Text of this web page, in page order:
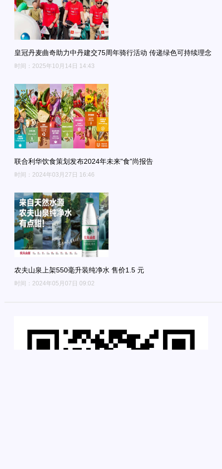
皇冠丹麦曲奇助力中丹建交75周年骑行活动 传递绿色可持续理念
时间：2025年10月14日 14:43
联合利华饮食策划发布2024年未来"食"尚报告
时间：2024年03月27日 16:46
农夫山泉上架550毫升装纯净水 售价1.5 元
时间：2024年05月07日 09:02